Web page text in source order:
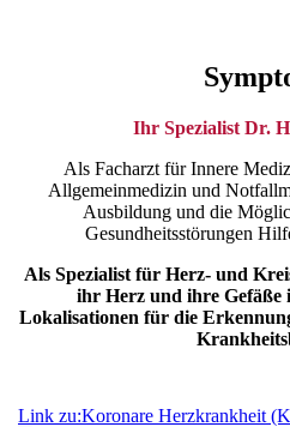
Ihr Spezialist Dr.
Als Facharzt für Innere
Allgemeinmedizin und
Ausbildung und die
Gesundheitsstörungen
Als Spezialist für Herz- und
ihr Herz und ihre Gefäße
Lokalisationen für die
Link zu:Koronare Herzkrankheit